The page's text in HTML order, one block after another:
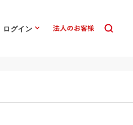
ログイン